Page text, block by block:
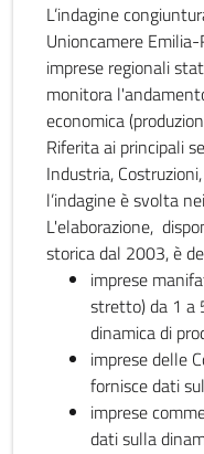
L’indagine
Unioncamere
imprese regionali
monitora
economica
Riferita ai principali
Industria,
l’indagine è svolta
L'elaborazione,
storica dal 2003, è
imprese
stretto) da 1 a
dinamica di
imprese delle
fornisce dati
imprese
dati sulla